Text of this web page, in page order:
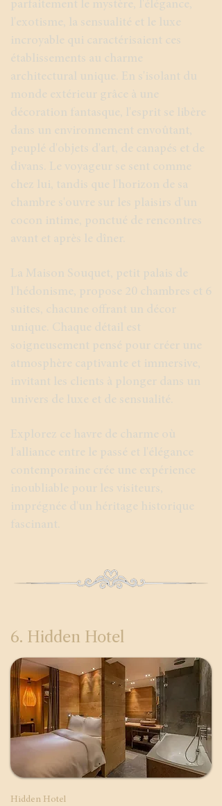
parfaitement le mystère, l'élégance,
l'exotisme, la sensualité et le luxe
incroyable qui caractérisaient ces
établissements au charme
architectural unique. En s'isolant du
monde extérieur grâce à une
décoration fantasque, l'esprit se libère
dans un environnement envoûtant,
peuplé d'objets d'art, de canapés et de
divans. Le voyageur se sent comme
chez lui, tandis que l'horizon de sa
chambre s'ouvre sur les plaisirs d'un
cocon intime, ponctué de rencontres
avant et après le dîner.
La Maison Souquet, petit palais de
l'hédonisme, propose 20 chambres et 6
suites, chacune offrant un décor
unique. Chaque détail est
soigneusement pensé pour créer une
atmosphère captivante et immersive,
invitant les clients à plonger dans un
univers de luxe et de sensualité.
Explorez ce havre de charme où
l'alliance entre le passé et l'élégance
contemporaine crée une expérience
inoubliable pour les visiteurs,
imprégnée d'un héritage historique
fascinant.
6. Hidden Hotel
Hidden Hotel